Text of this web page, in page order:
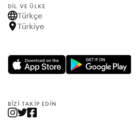
DIL VE ÜLKE
Türkçe
Türkiye
BIZI TAKIP EDIN